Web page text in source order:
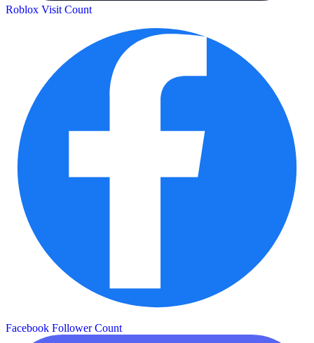
Roblox Visit Count
Facebook Follower Count